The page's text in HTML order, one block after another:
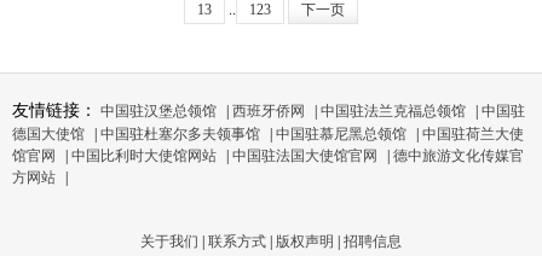
13 .. 123 下一页
友情链接： 中国驻汉堡总领馆 西班牙侨网 中国驻法兰克福总领馆
中国驻
德国大使馆
中国驻杜塞尔多夫领事馆 中国驻慕尼黑总领馆
中国驻荷兰大使
馆官网
中国比利时大使馆网站 中国驻法国大使馆官网
德中旅游文化传媒官
方网站
关于我们 联系方式 版权声明 招聘信息